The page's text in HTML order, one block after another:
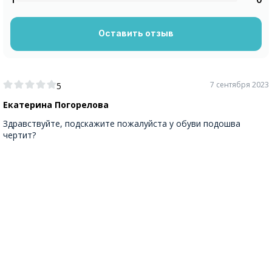
5
Екатерина Погорелова
7 сентября 2023
Здравствуйте, подскажите пожалуйста у обуви подошва
чертит?
Оставить отзыв